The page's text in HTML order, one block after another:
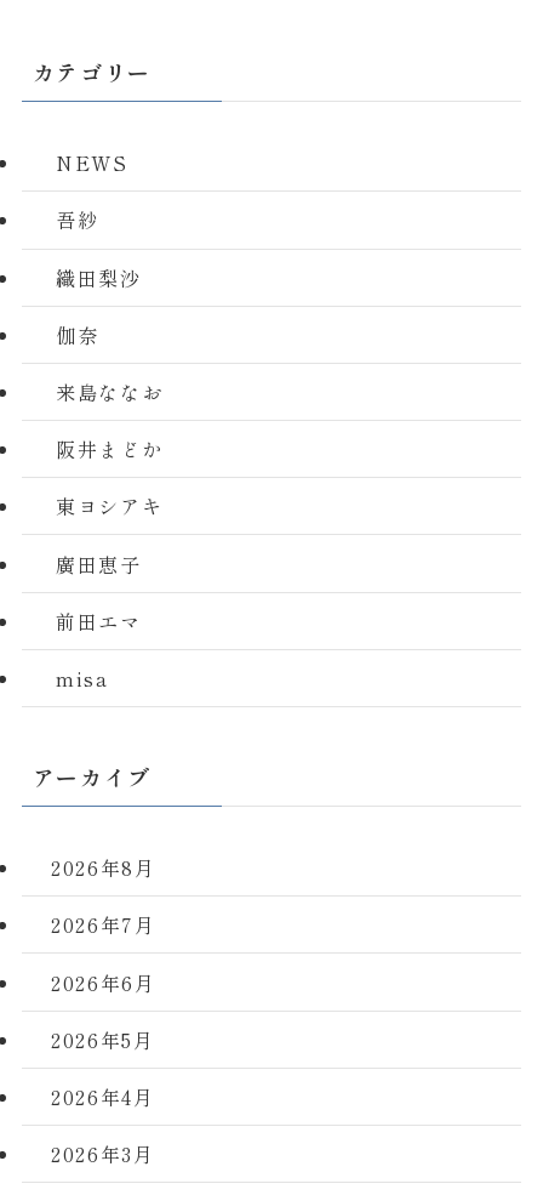
カテゴリー
NEWS
吾紗
織田梨沙
伽奈
来島ななお
阪井まどか
東ヨシアキ
廣田恵子
前田エマ
misa
アーカイブ
2026年8月
2026年7月
2026年6月
2026年5月
2026年4月
2026年3月